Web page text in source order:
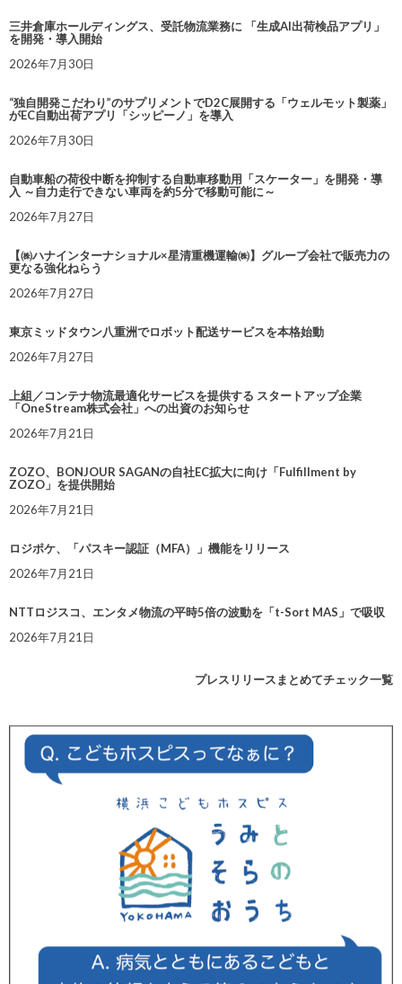
三井倉庫ホールディングス、受託物流業務に 「生成AI出荷検品アプリ」
を開発・導入開始
2026年7月30日
“独自開発こだわり”のサプリメントでD2C展開する「ウェルモット製薬」
がEC自動出荷アプリ「シッピーノ」を導入
2026年7月30日
自動車船の荷役中断を抑制する自動車移動用「スケーター」を開発・導
入 ～自力走行できない車両を約5分で移動可能に～
2026年7月27日
【㈱ハナインターナショナル×星清重機運輸㈱】グループ会社で販売力の
更なる強化ねらう
2026年7月27日
東京ミッドタウン八重洲でロボット配送サービスを本格始動
2026年7月27日
上組／コンテナ物流最適化サービスを提供する スタートアップ企業
「OneStream株式会社」への出資のお知らせ
2026年7月21日
ZOZO、BONJOUR SAGANの自社EC拡大に向け「Fulfillment by
ZOZO」を提供開始
2026年7月21日
ロジポケ、「パスキー認証（MFA）」機能をリリース
2026年7月21日
NTTロジスコ、エンタメ物流の平時5倍の波動を「t-Sort MAS」で吸収
2026年7月21日
プレスリリースまとめてチェック一覧